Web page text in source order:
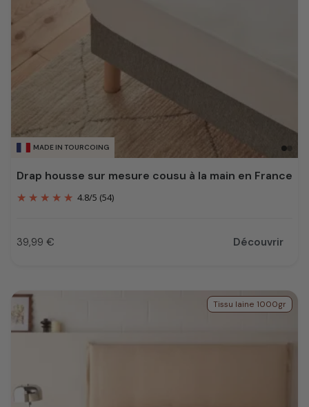
MADE IN TOURCOING
Drap housse sur mesure cousu à la main en France
4.8/5 (54)
Prix
39,99 € Découvrir
Tissu laine 1000gr